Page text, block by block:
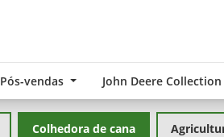
Pós-vendas John Deere Collection
Colhedora de cana